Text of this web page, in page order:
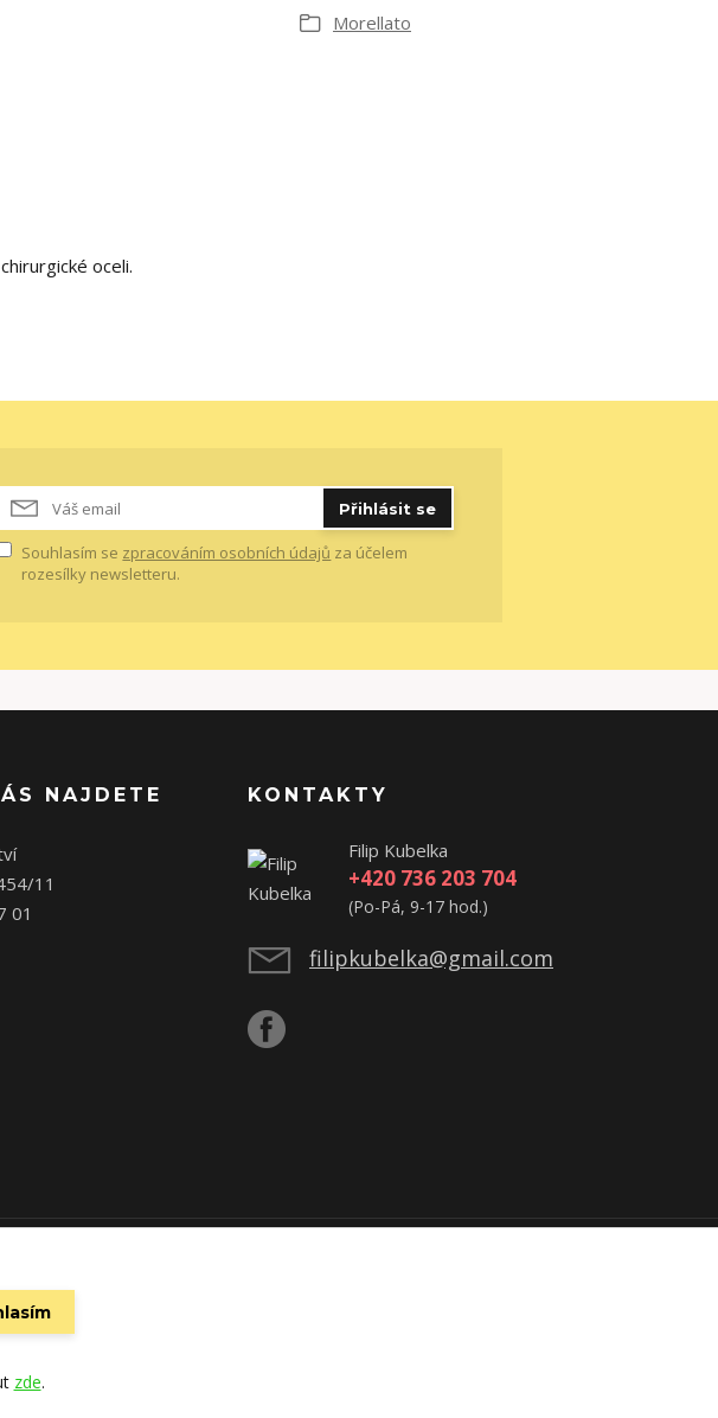
oceli.
Morellato
Přihlásit se
Souhlasím se zpracováním osobních údajů za účelem
rozesílky newsletteru.
NAJDETE
11
01
KONTAKTY
Filip Kubelka
+420 736 203 704
(Po-Pá, 9-17 hod.)
filipkubelka@gmail.com
do 48 hodin.
zde.